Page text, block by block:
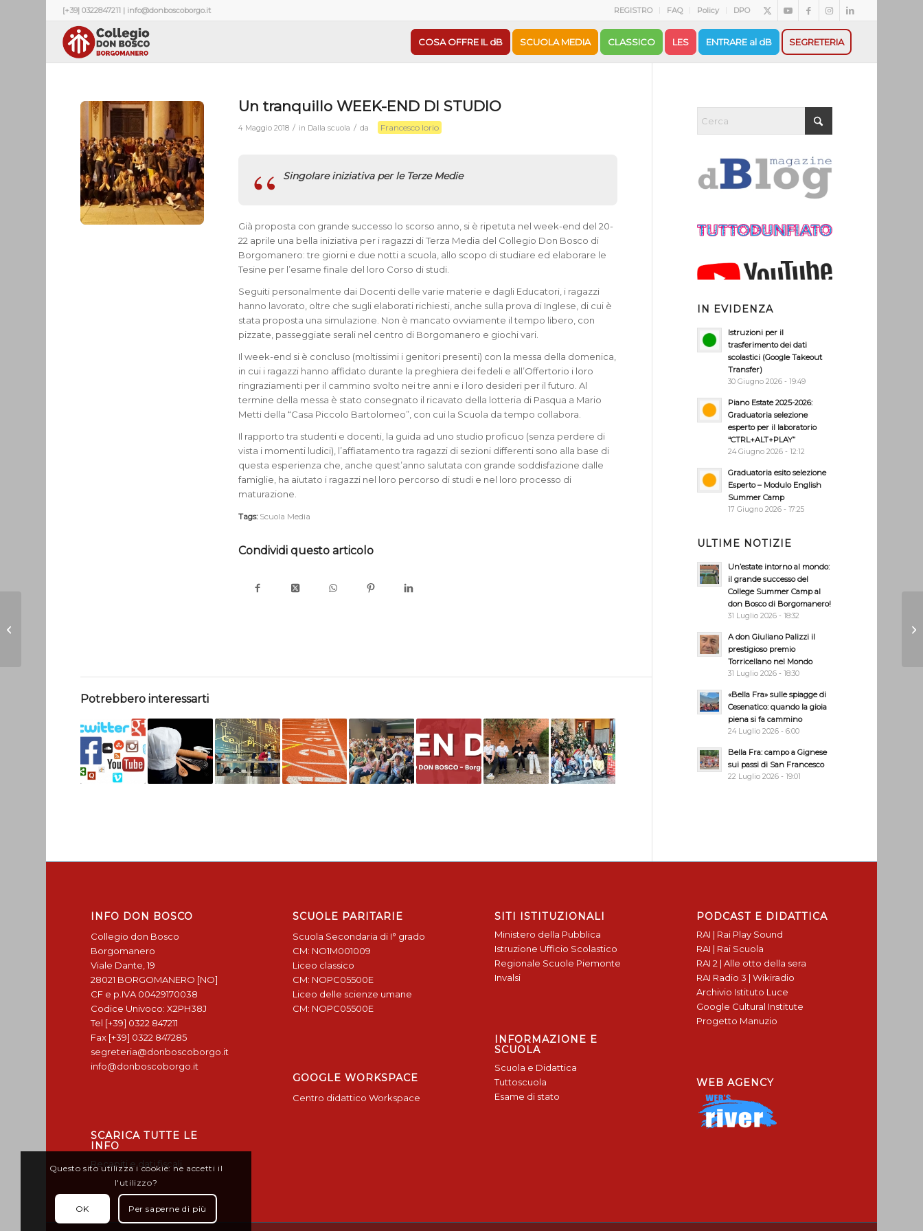
REGISTRO FAQ Policy DPO
[+39] 0322847211 | info@donboscoborgo.it
COSA OFFRE IL dB SCUOLA MEDIA CLASSICO LES ENTRARE al dB SEGRETERIA
Un tranquillo WEEK-END DI STUDIO
4 Maggio 2018 / in Dalla scuola / da Francesco Iorio
Singolare iniziativa per le Terze Medie
Già proposta con grande successo lo scorso anno, si è ripetuta nel week-end del 20-
22 aprile una bella iniziativa per i ragazzi di Terza Media del Collegio Don Bosco di
Borgomanero: tre giorni e due notti a scuola, allo scopo di studiare ed elaborare le
Tesine per l’esame finale del loro Corso di studi.
Seguiti personalmente dai Docenti delle varie materie e dagli Educatori, i ragazzi
hanno lavorato, oltre che sugli elaborati richiesti, anche sulla prova di Inglese, di cui è
stata proposta una simulazione. Non è mancato ovviamente il tempo libero, con
pizzate, passeggiate serali nel centro di Borgomanero e giochi vari.
Il week-end si è concluso (moltissimi i genitori presenti) con la messa della domenica,
in cui i ragazzi hanno affidato durante la preghiera dei fedeli e all’Offertorio i loro
ringraziamenti per il cammino svolto nei tre anni e i loro desideri per il futuro. Al
termine della messa è stato consegnato il ricavato della lotteria di Pasqua a Mario
Metti della “Casa Piccolo Bartolomeo”, con cui la Scuola da tempo collabora.
Il rapporto tra studenti e docenti, la guida ad uno studio proficuo (senza perdere di
vista i momenti ludici), l’affiatamento tra ragazzi di sezioni differenti sono alla base di
questa esperienza che, anche quest’anno salutata con grande soddisfazione dalle
famiglie, ha aiutato i ragazzi nel loro percorso di studi e nel loro processo di
maturazione.
Tags: Scuola Media
Condividi questo articolo
Potrebbero interessarti
IN EVIDENZA
Istruzioni per il
trasferimento dei dati
scolastici (Google Takeout
Transfer)
30 Giugno 2026 - 19:49
Piano Estate 2025-2026:
Graduatoria selezione
esperto per il laboratorio
“CTRL+ALT+PLAY”
24 Giugno 2026 - 12:12
Graduatoria esito selezione
Esperto – Modulo English
Summer Camp
17 Giugno 2026 - 17:25
ULTIME NOTIZIE
Un’estate intorno al mondo:
il grande successo del
College Summer Camp al
don Bosco di Borgomanero!
31 Luglio 2026 - 18:32
A don Giuliano Palizzi il
prestigioso premio
Torricellano nel Mondo
31 Luglio 2026 - 18:30
«Bella Fra» sulle spiagge di
Cesenatico: quando la gioia
piena si fa cammino
24 Luglio 2026 - 6:00
Bella Fra: campo a Gignese
sui passi di San Francesco
22 Luglio 2026 - 19:01
INFO DON BOSCO
Collegio don Bosco
Borgomanero
Viale Dante, 19
28021 BORGOMANERO [NO]
CF e p.IVA 00429170038
Codice Univoco: X2PH38J
Tel [+39] 0322 847211
Fax [+39] 0322 847285
segreteria@donboscoborgo.it
info@donboscoborgo.it
SCARICA TUTTE LE
INFO
Recapiti e dati fiscali
SCUOLE PARITARIE
Scuola Secondaria di I° grado
CM: NO1M001009
Liceo classico
CM: NOPC05500E
Liceo delle scienze umane
CM: NOPC05500E
GOOGLE WORKSPACE
Centro didattico Workspace
SITI ISTITUZIONALI
Ministero della Pubblica
Istruzione Ufficio Scolastico
Regionale Scuole Piemonte
Invalsi
INFORMAZIONE E
SCUOLA
Scuola e Didattica
Tuttoscuola
Esame di stato
PODCAST E DIDATTICA
RAI | Rai Play Sound
RAI | Rai Scuola
RAI 2 | Alle otto della sera
RAI Radio 3 | Wikiradio
Archivio Istituto Luce
Google Cultural Institute
Progetto Manuzio
WEB AGENCY
Questo sito utilizza i cookie: ne accetti il
l'utilizzo?
OK Per saperne di più